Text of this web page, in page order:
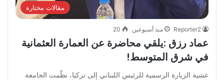
مقالات مختارة
Reporter2 منذ أسبوعين 20
عماد رزق :يلقي محاضرة عن العمارة العثمانية
في شرق المتوسط!
عشية الزيارة الرسمية للرئيس اللبناني إلى تركيا، نظّمت الجامعة